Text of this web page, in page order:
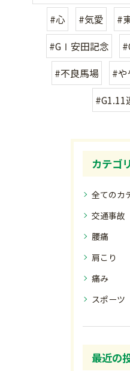
#心
#気愛 #
#GⅠ安田記念
#不良馬場
#
#G1.11
カテゴ
全てのカ
交通事故
腰痛
肩こり
痛み
スポーツ
最近の